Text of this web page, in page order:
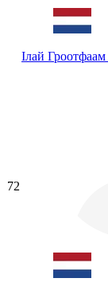
Ілай Гроотфаам
72